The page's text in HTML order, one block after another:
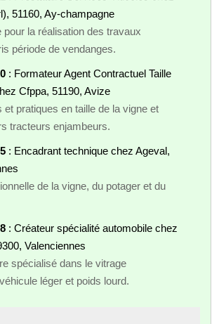
51160, Ay-champagne
pour la réalisation des travaux
période de vendanges.
: Formateur Agent Contractuel Taille
Cfppa, 51190, Avize
et pratiques en taille de la vigne et
tracteurs enjambeurs.
: Encadrant technique chez Ageval,
de la vigne, du potager et du
: Créateur spécialité automobile chez
Valenciennes
spécialisé dans le vitrage
léger et poids lourd.